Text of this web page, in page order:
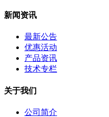
新闻资讯
最新公告
优惠活动
产品资讯
技术专栏
关于我们
公司简介